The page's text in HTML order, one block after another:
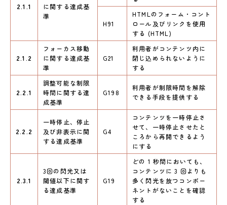
2.1.1
に関する達成基
準
H91
HTMLのフォーム・コント
ロール及びリンクを使用
する (HTML)
2.1.2
フォーカス移動
に関する達成基
準
G21
利用者がコンテンツ内に
閉じ込められないように
する
2.2.1
調整可能な制限
時間に関する達
成基準
G198
利用者が制限時間を解除
できる手段を提供する
2.2.2
一時停止、停止
及び非表示に関
する達成基準
G4
コンテンツを一時停止さ
せて、一時停止させたと
ころから再開できるよう
にする
2.3.1
3回の閃光又は
閾値以下に関す
る達成基準
G19
どの 1 秒間においても、
コンテンツに 3 回よりも
多く閃光を放つコンポー
ネントがないことを確認
する